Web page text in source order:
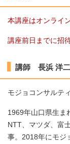
本講座はオンライ
講座前日までに招
講師 長浜 洋
モジョコンサルテ
1969年山口県生ま
NTT、マツダ、富
事。2018年にモジ